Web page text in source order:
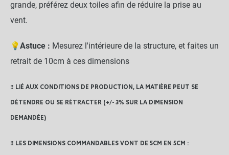
grande, préférez deux toiles afin de réduire la prise au
vent.
💡Astuce : Mesurez l'intérieure de la structure, et faites un
retrait de 10cm à ces dimensions
‼️ LIÉ AUX CONDITIONS DE PRODUCTION, LA MATIÈRE PEUT SE
DÉTENDRE OU SE RÉTRACTER (+/- 3% SUR LA DIMENSION
DEMANDÉE)
‼️ LES DIMENSIONS COMMANDABLES VONT DE 5CM EN 5CM :